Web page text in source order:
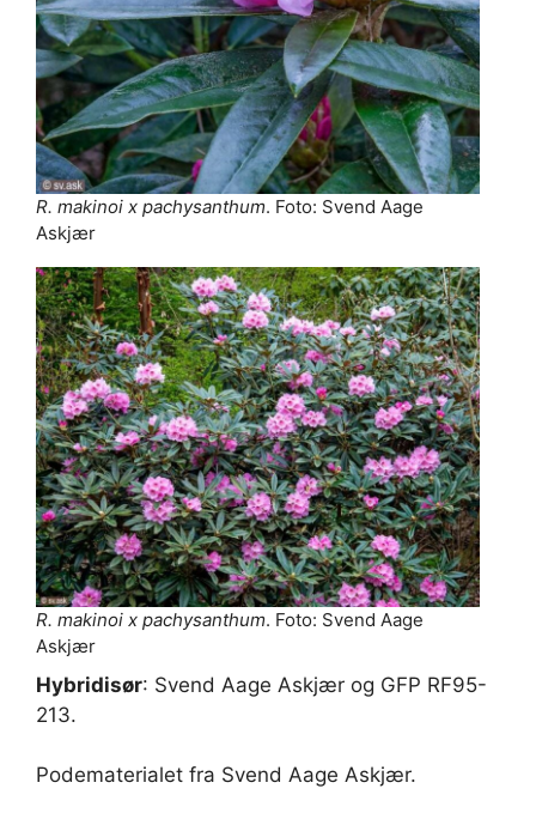
R. makinoi x pachysanthum. Foto: Svend Aage
Askjær
R. makinoi x pachysanthum. Foto: Svend Aage
Askjær
Hybridisør: Svend Aage Askjær og GFP RF95-
213.
Podematerialet fra Svend Aage Askjær.